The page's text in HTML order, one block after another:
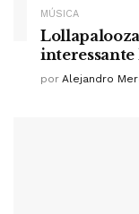
MÚSICA
por Alejandro